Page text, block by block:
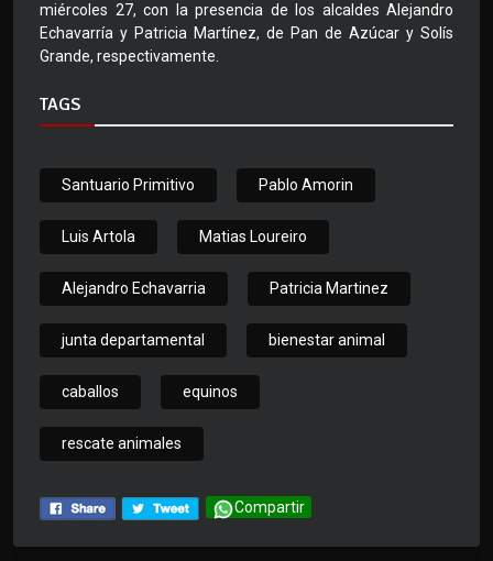
miércoles 27, con la presencia de los alcaldes Alejandro
Echavarría y Patricia Martínez, de Pan de Azúcar y Solís
Grande, respectivamente.
TAGS
Santuario Primitivo Pablo Amorin
Luis Artola Matias Loureiro
Alejandro Echavarria Patricia Martinez
junta departamental bienestar animal
caballos equinos
rescate animales
Compartir